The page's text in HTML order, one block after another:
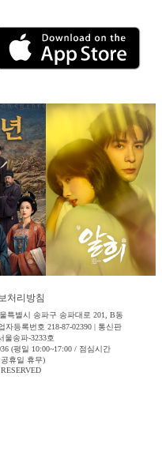
처리방침
특별시 송파구 송파대로 201, B동
등록번호 218-87-02390 | 통신판
울송파-3233호
(평일 10:00~17:00 / 점심시간
공휴일 휴무)